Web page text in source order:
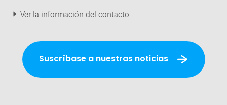
Ver la información del contacto
Suscríbase a nuestras noticias